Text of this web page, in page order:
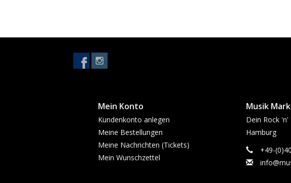
Mein Konto
Kundenkonto anlegen
Meine Bestellungen
Meine Nachrichten (Tickets)
Mein Wunschzettel
Musik
Dein Rock 'n'
Hamburg
+49-